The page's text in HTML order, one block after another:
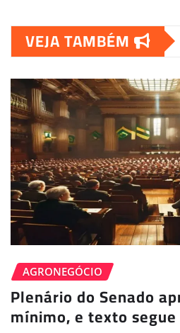
VEJA TAMBÉM
AGRONEGÓCIO
Plenário do Senado
mínimo, e texto